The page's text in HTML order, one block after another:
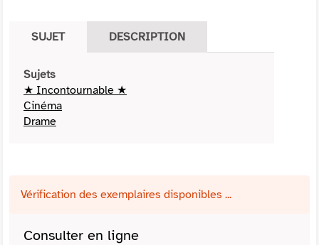
SUJET DESCRIPTION
Sujets
★ Incontournable ★
Cinéma
Drame
Vérification des exemplaires disponibles ...
Consulter en ligne